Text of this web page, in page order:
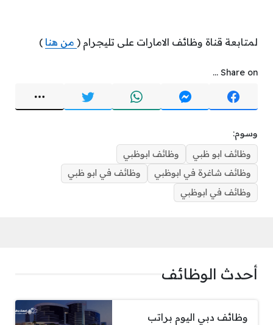
لمتابعة قناة وظائف الامارات على تليجرام ( من هنا )
Share on ...
وسوم:
وظائف ابو ظبي
وظائف ابوظبي
وظائف شاغرة في ابوظبي
وظائف في ابو ظبي
وظائف في ابوظبي
أحدث الوظائف
وظائف دبي اليوم براتب